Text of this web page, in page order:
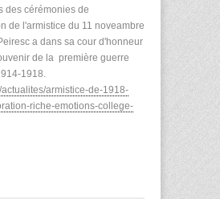
des cérémonies de
de l'armistice du 11 noveambre
a dans sa cour d'honneur
de la première guerre
1918.
actualites/armistice-de-1918-
riche-emotions-college-